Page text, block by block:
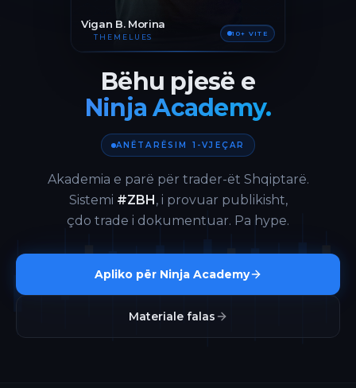
Vigan B. Morina
THEMELUES 10+ VITE
Bëhu pjesë e
Ninja Academy.
ANËTARËSIM 1-VJEÇAR
Akademia e parë për trader-ët Shqiptarë.
Sistemi #ZBH, i provuar publikisht,
çdo trade i dokumentuar. Pa hype.
Apliko për Ninja Academy
Materiale falas